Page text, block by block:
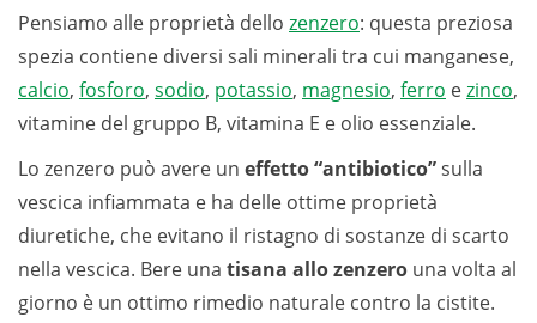
Pensiamo alle proprietà dello zenzero: questa preziosa
spezia contiene diversi sali minerali tra cui manganese,
calcio, fosforo, sodio, potassio, magnesio, ferro ezinco,
vitamine del gruppo B, vitamina E e olio essenziale.
Lo zenzero può avere un effetto “antibiotico”sulla
vescica infiammata e ha delle ottime proprietà
diuretiche, che evitano il ristagno di sostanze di scarto
nella vescica. Bere una tisana allo zenzero una volta al
giorno è un ottimo rimedio naturale contro la cistite.